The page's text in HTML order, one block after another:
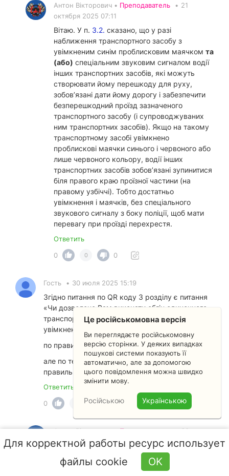
Антон Вікторович • Преподаватель • 21
октября 2025 07:11
Вітаю. У п. 3.2. сказано, що у разі
наближення транспортного засобу з
увімкненим синім проблисковим маячком та
(або) спеціальним звуковим сигналом водії
інших транспортних засобів, які можуть
створювати йому перешкоду для руху,
зобов’язані дати йому дорогу і забезпечити
безперешкодний проїзд зазначеного
транспортного засобу (і супроводжуваних
ним транспортних засобів). Якщо на такому
транспортному засобі увімкнено
проблискові маячки синього і червоного або
лише червоного кольору, водії інших
транспортних засобів зобов’я­зані зупинитися
біля правого краю проїзної частини (на
правому узбіччі). Тобто достатньо
увімкнення і маячків, без спеціального
звукового сигналу з боку поліції, щоб мати
перевагу при проїзді перехрестя.
Ответить
0
0 0
Гость • 30 июля 2025 15:19
Згідно питання по QR коду 3 розділу є питання
«Чи дозволено Вам виконати обгін одиночного
транспортного засобу, що рухається з
увімкненим синім проблисковим маячком»
по правилах - заборонено
але по тестах відповідь заборонено не
правильна
Ответить
0
0
Антон Вікторович •Преподаватель • 30 июля
2025 15:24
Звернемося до п. 3.4.
в якому говориться,
що забороняється здійснювати обгін і
Це російськомовна версія
Ви переглядаєте російськомовну
версію сторінки. У деяких випадках
пошукові системи показують її
автоматично, але за допомогою
цього повідомлення можна швидко
змінити мову.
Російською Українською
Для корректной работы ресурс использует
файлы cookie
OK